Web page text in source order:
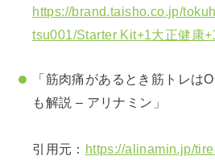
https://brand.taisho.co.jp/
tsu001/Starter Kit+1大正健康
「筋肉痛があるとき筋トレは
も解説 – アリナミン」
引用元： https://alinamin.jp/